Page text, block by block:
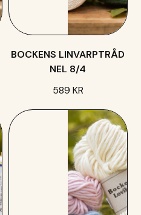
BOCKENS LINVARPTRÅD
NEL 8/4
589 KR